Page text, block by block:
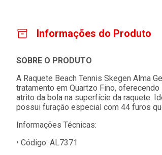
Informações do Produto
SOBRE O PRODUTO
A Raquete Beach Tennis Skegen Alma
tratamento em Quartzo Fino,
atrito da bola na superfície da raquete.
possui furação especial com 44 furos
Informações Técnicas:
• Código: AL7371